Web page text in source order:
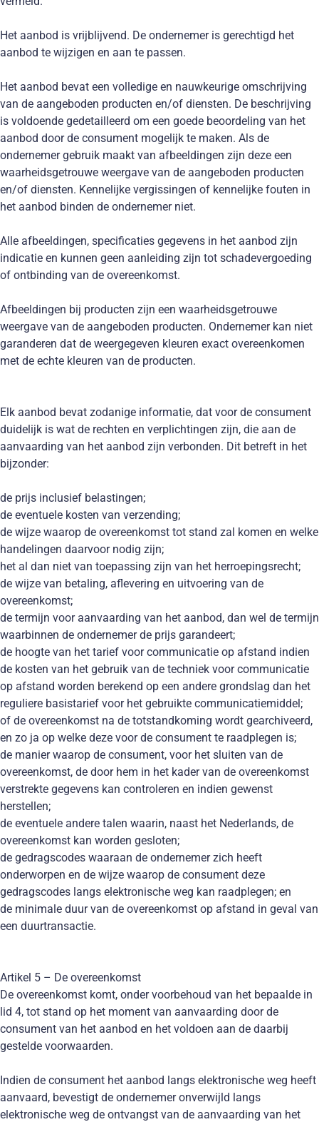
Het aanbod is vrijblijvend. De ondernemer is gerechtigd het
aanbod te wijzigen en aan te passen.
Het aanbod bevat een volledige en nauwkeurige omschrijving
van de aangeboden producten en/of diensten. De beschrijving
is voldoende gedetailleerd om een goede beoordeling van het
aanbod door de consument mogelijk te maken. Als de
ondernemer gebruik maakt van afbeeldingen zijn deze een
waarheidsgetrouwe weergave van de aangeboden producten
en/of diensten. Kennelijke vergissingen of kennelijke fouten in
het aanbod binden de ondernemer niet.
Alle afbeeldingen, specificaties gegevens in het aanbod zijn
indicatie en kunnen geen aanleiding zijn tot schadevergoeding
of ontbinding van de overeenkomst.
Afbeeldingen bij producten zijn een waarheidsgetrouwe
weergave van de aangeboden producten. Ondernemer kan niet
garanderen dat de weergegeven kleuren exact overeenkomen
met de echte kleuren van de producten.
Elk aanbod bevat zodanige informatie, dat voor de consument
duidelijk is wat de rechten en verplichtingen zijn, die aan de
aanvaarding van het aanbod zijn verbonden. Dit betreft in het
bijzonder:
de prijs inclusief belastingen;
de eventuele kosten van verzending;
de wijze waarop de overeenkomst tot stand zal komen en welke
handelingen daarvoor nodig zijn;
het al dan niet van toepassing zijn van het herroepingsrecht;
de wijze van betaling, aflevering en uitvoering van de
overeenkomst;
de termijn voor aanvaarding van het aanbod, dan wel de termijn
waarbinnen de ondernemer de prijs garandeert;
de hoogte van het tarief voor communicatie op afstand indien
de kosten van het gebruik van de techniek voor communicatie
op afstand worden berekend op een andere grondslag dan het
reguliere basistarief voor het gebruikte communicatiemiddel;
of de overeenkomst na de totstandkoming wordt gearchiveerd,
en zo ja op welke deze voor de consument te raadplegen is;
de manier waarop de consument, voor het sluiten van de
overeenkomst, de door hem in het kader van de overeenkomst
verstrekte gegevens kan controleren en indien gewenst
herstellen;
de eventuele andere talen waarin, naast het Nederlands, de
overeenkomst kan worden gesloten;
de gedragscodes waaraan de ondernemer zich heeft
onderworpen en de wijze waarop de consument deze
gedragscodes langs elektronische weg kan raadplegen; en
de minimale duur van de overeenkomst op afstand in geval van
een duurtransactie.
Artikel 5 – De overeenkomst
De overeenkomst komt, onder voorbehoud van het bepaalde in
lid 4, tot stand op het moment van aanvaarding door de
consument van het aanbod en het voldoen aan de daarbij
gestelde voorwaarden.
Indien de consument het aanbod langs elektronische weg heeft
aanvaard, bevestigt de ondernemer onverwijld langs
elektronische weg de ontvangst van de aanvaarding van het